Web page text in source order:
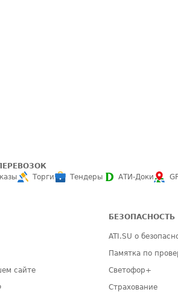
Торги Тендеры АТИ-Доки
сайте
БЕЗОПАСНОСТЬ
ATI.SU о
Памятка по
Светофор+
Страхование